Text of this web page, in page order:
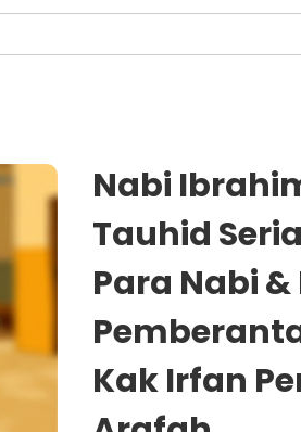
Nabi
Tauhid
Para Nabi
Kak Irfan